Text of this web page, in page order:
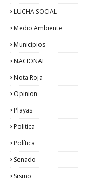
LUCHA SOCIAL
Medio Ambiente
Municipios
NACIONAL
Nota Roja
Opinion
Playas
Politica
Política
Senado
Sismo